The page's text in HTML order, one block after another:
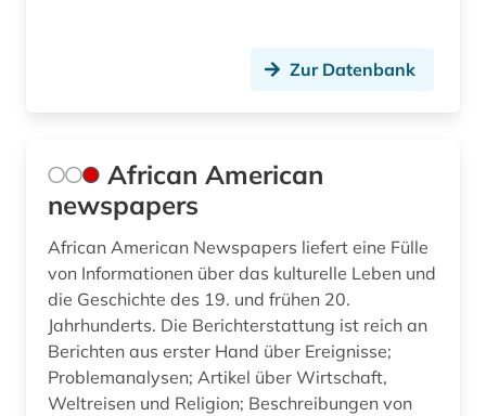
fid darstellende kunst (12)
fid lateinamerika (2)
fid ost-, ostmittel- und südosteuropa (5)
fid romanistik (1)
fid slawistik (1)
film (120)
Zur Datenbank
African American
newspapers
African American Newspapers liefert eine Fülle
von Informationen über das kulturelle Leben und
die Geschichte des 19. und frühen 20.
Jahrhunderts. Die Berichterstattung ist reich an
Berichten aus erster Hand über Ereignisse;
Problemanalysen; Artikel über Wirtschaft,
Weltreisen und Religion; Beschreibungen von